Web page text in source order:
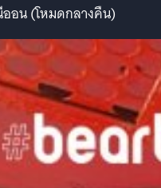
อน (โหมดกลางคืน)